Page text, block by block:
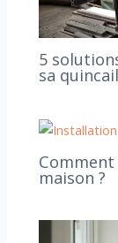
5
sa
Comment
maison ?